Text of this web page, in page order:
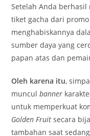
Setelah Anda
tiket gacha dari
menghabiskannya
sumber daya yang
papan atas dan
Oleh karena itu,
munculbanner
untuk memperkuat
Golden Fruit secara
tambahan saat